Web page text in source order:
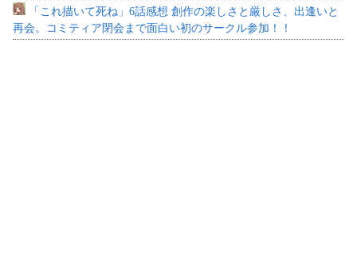
「これ描いて死ね」6話感想 創作の楽しさと厳しさ、出逢いと
再会。コミティア閉会まで面白い初のサークル参加！！